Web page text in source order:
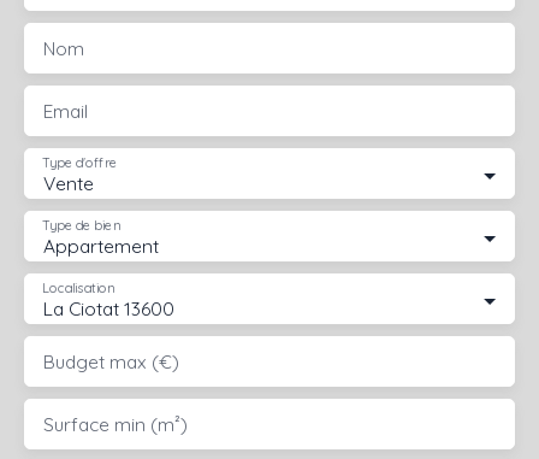
Nom
Email
Vente
Type d'offre
Appartement
Type de bien
La Ciotat 13600
Localisation
Budget max (€)
Surface min (m²)